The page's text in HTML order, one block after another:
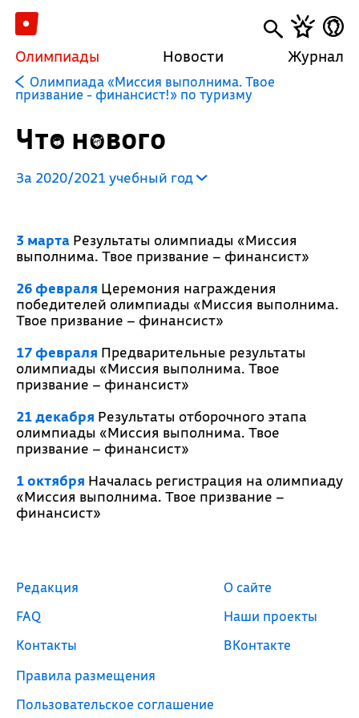
Олимпиады Новости Журнал
Олимпиада «Миссия выполнима. Твое
призвание - финансист!» по туризму
Что нового
За 2020/2021 учебный год
3 мартаРезультаты олимпиады «Миссия
выполнима. Твое призвание – финансист»
26 февраля Церемония награждения
победителей олимпиады «Миссия выполнима.
Твое призвание – финансист»
17 февраля Предварительные результаты
олимпиады «Миссия выполнима. Твое
призвание – финансист»
21 декабря Результаты отборочного этапа
олимпиады «Миссия выполнима. Твое
призвание – финансист»
1 октября Началась регистрация на олимпиаду
«Миссия выполнима. Твое призвание –
финансист»
Редакция
FAQ
Контакты
Правила размещения
Пользовательское соглашение
О сайте
Наши проекты
ВКонтакте